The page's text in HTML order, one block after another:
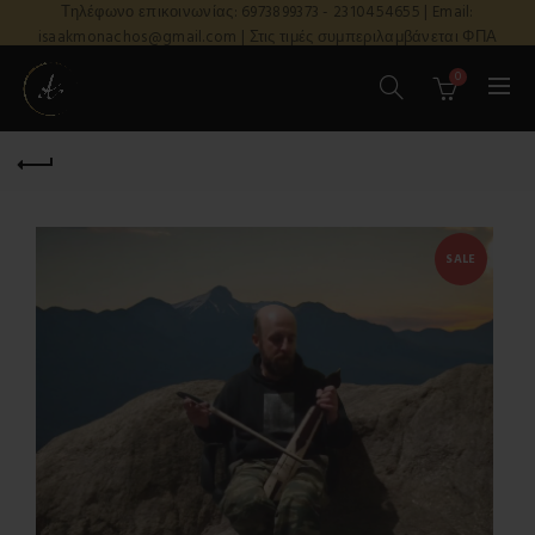
Τηλέφωνο επικοινωνίας: 6973899373 - 2310454655 | Email:
isaakmonachos@gmail.com | Στις τιμές συμπεριλαμβάνεται ΦΠΑ
0
SALE